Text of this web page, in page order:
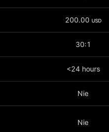
200.00 USD
30:1
<24 hours
Nie
Nie